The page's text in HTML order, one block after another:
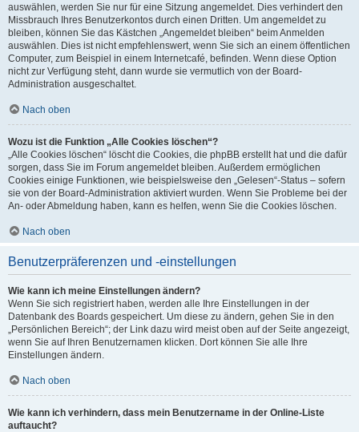
auswählen, werden Sie nur für eine Sitzung angemeldet. Dies verhindert den
Missbrauch Ihres Benutzerkontos durch einen Dritten. Um angemeldet zu
bleiben, können Sie das Kästchen „Angemeldet bleiben“ beim Anmelden
auswählen. Dies ist nicht empfehlenswert, wenn Sie sich an einem öffentlichen
Computer, zum Beispiel in einem Internetcafé, befinden. Wenn diese Option
nicht zur Verfügung steht, dann wurde sie vermutlich von der Board-
Administration ausgeschaltet.
Nach oben
Wozu ist die Funktion „Alle Cookies löschen“?
„Alle Cookies löschen“ löscht die Cookies, die phpBB erstellt hat und die dafür
sorgen, dass Sie im Forum angemeldet bleiben. Außerdem ermöglichen
Cookies einige Funktionen, wie beispielsweise den „Gelesen“-Status – sofern
sie von der Board-Administration aktiviert wurden. Wenn Sie Probleme bei der
An- oder Abmeldung haben, kann es helfen, wenn Sie die Cookies löschen.
Nach oben
Benutzerpräferenzen und -einstellungen
Wie kann ich meine Einstellungen ändern?
Wenn Sie sich registriert haben, werden alle Ihre Einstellungen in der
Datenbank des Boards gespeichert. Um diese zu ändern, gehen Sie in den
„Persönlichen Bereich“; der Link dazu wird meist oben auf der Seite angezeigt,
wenn Sie auf Ihren Benutzernamen klicken. Dort können Sie alle Ihre
Einstellungen ändern.
Nach oben
Wie kann ich verhindern, dass mein Benutzername in der Online-Liste
auftaucht?